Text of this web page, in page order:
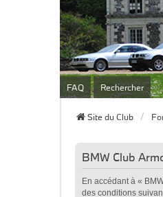
FAQ Rechercher
Site du Club
BMW Club
En accédant à «
des conditions